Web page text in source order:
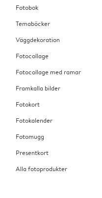
Fotobok
Temaböcker
Väggdekoration
Fotocollage
Fotocollage med ramar
Framkalla bilder
Fotokort
Fotokalender
Fotomugg
Presentkort
Alla fotoprodukter